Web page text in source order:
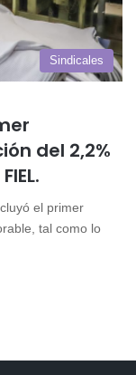
Sindicales
del 2,2%
el primer
tal como lo